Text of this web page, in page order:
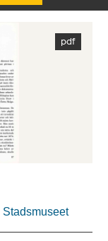
Stadsmuseet